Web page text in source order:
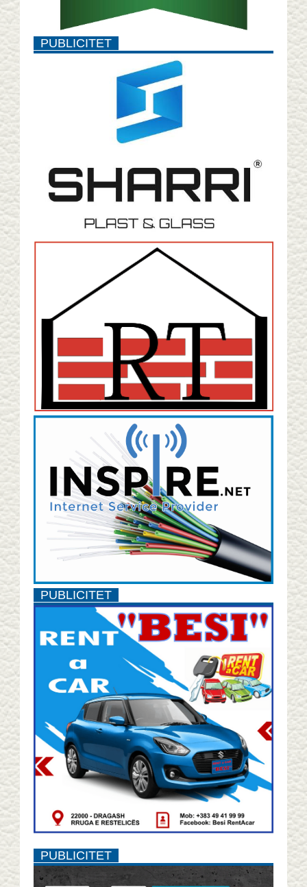
PUBLICITET
PUBLICITET
PUBLICITET